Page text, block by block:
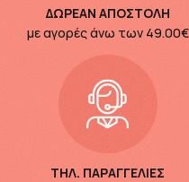
ΔΩΡΕΑΝ ΑΠΟΣΤΟΛΗ
με αγορές άνω των 49.00€
ΤΗΛ. ΠΑΡΑΓΓΕΛΙΕΣ